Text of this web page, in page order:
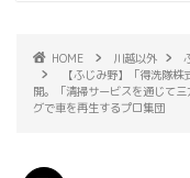
HOME 川越以外
【ふじみ野】「得洗隊
開。「清掃サービスを通じて
グで車を再生するプロ集団